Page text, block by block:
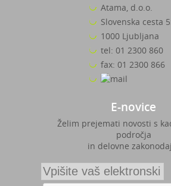
Atama, d.o.o.
Slovenska cesta
1000 Ljubljana
tel: 01 2300 860
fax: 01 2300 866
E-novice
Želim prejemati novosti s
področja
in delovne